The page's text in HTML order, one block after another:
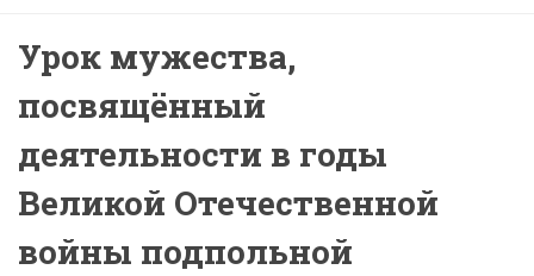
Урок мужества,
посвящённый
деятельности в годы
Великой Отечественной
войны подпольной